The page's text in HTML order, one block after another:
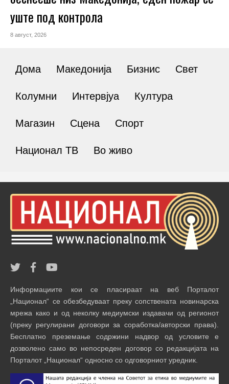
уште под контрола
8 август, 2026
Дома Македонија Бизнис Свет
Колумни Интервјуа Култура
Магазин Сцена Спорт
Национал ТВ Во живо
Информациите кои се пласираат на веб Порталот
„Национал“ се обезбедуваат преку сопствената новинарска
мрежа како и од неколку медиумски издавачи од регионот
(преку регулирани договори за соработка/авторски права).
Бесплатно преземање содржини надвор од условите е
дозволено само во непосреден договор со редакцијата на
Порталот „Национал“ односно со одговорниот уредник.